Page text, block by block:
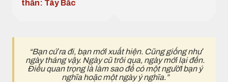
thần: Tây Bắc
“Bạn cứ ra đi, bạn mới xuất hiện. Cũng giống như
ngày tháng vậy. Ngày cũ trôi qua, ngày mới lại đến.
Điều quan trọng là làm sao để có một ngườI bạn ý
nghĩa hoặc một ngày ý nghĩa.”